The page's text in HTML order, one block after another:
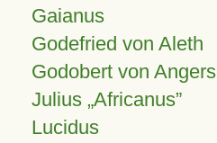
Gaianus
Godefried von Aleth
Godobert von Angers
Julius Africanus
Lucidus